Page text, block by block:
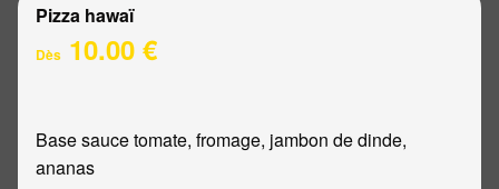
Pizza hawaï
Dès 10.00 €
Base sauce tomate, fromage, jambon de dinde,
ananas